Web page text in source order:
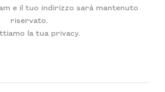
e il tuo indirizzo sarà mantenuto
riservato.
la tua privacy.